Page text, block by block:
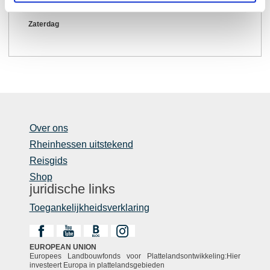
Vrijdag
Zaterdag
Over ons
Rheinhessen uitstekend
Reisgids
Shop
juridische links
Toegankelijkheidsverklaring
EUROPEAN UNION
Europees Landbouwfonds voor Plattelandsontwikkeling:Hier
investeert Europa in plattelandsgebieden